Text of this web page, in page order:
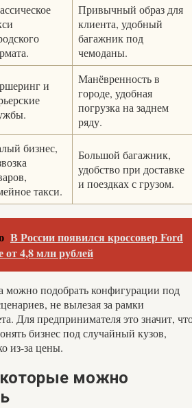
Привычный образ для
клиента, удобный
багажник под
чемоданы.
и
Манёвренность в
городе, удобная
погрузка на заднем
ряду.
бизнес,
такси.
Большой багажник,
удобство при доставке
и поездках с грузом.
В России появился кроссовер Ford
от 4,8 млн рублей
можно подобрать конфигурации под
не вылезая за рамки
Для предпринимателя это значит,
бизнес под случайный кузов,
из-за цены.
можно